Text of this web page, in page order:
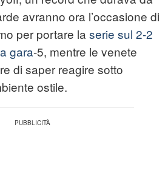
avranno ora l’occasione di
per portare la serie sul 2-2
gara-5, mentre le venete
di saper reagire sotto
ostile.